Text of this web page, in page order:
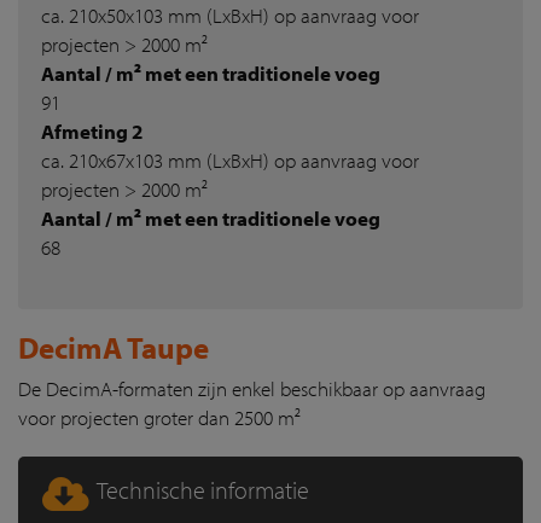
ca. 210x50x103 mm (LxBxH) op aanvraag voor
projecten > 2000 m²
Aantal / m² met een traditionele voeg
91
Afmeting 2
ca. 210x67x103 mm (LxBxH) op aanvraag voor
projecten > 2000 m²
Aantal / m² met een traditionele voeg
68
DecimA Taupe
De DecimA-formaten zijn enkel beschikbaar op aanvraag
voor projecten groter dan 2500 m²
Technische informatie